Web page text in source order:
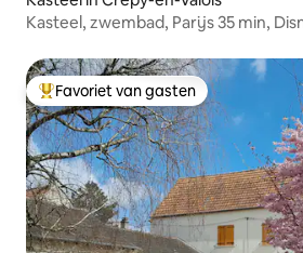
Kasteel, zwembad, Parijs 35 min,
Topfavoriet van gasten
Favoriet van gasten